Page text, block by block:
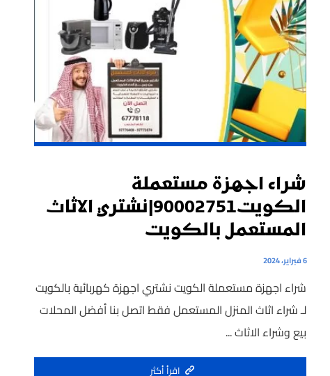
شراء اجهزة مستعملة
الكويت90002751|نشتري الاثاث
المستعمل بالكويت
6 فبراير، 2024
شراء اجهزة مستعملة الكويت نشتري اجهزة كهربائية بالكويت
لـ شراء اثاث المنزل المستعمل فقط اتصل بنا أفضل المحلات
بيع وشراء الاثاث ...
اقرأ أكثر